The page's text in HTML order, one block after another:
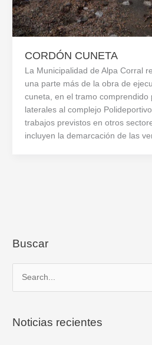
CORDÓN CUNETA
La Municipalidad de Alpa Corral
una parte más de la obra de
cuneta, en el tramo comprendido
laterales al complejo
trabajos previstos en otros
incluyen la demarcación de las
Buscar
cNoticias recientes